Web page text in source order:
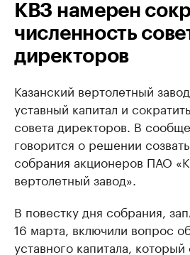
КВЗ намерен
численность
директоров
Казанский вертолетный
уставный капитал и
совета директоров. В
говорится о решении
собрания акционеров ПАО
вертолетный завод».
В повестку дня собрания,
16 марта, включили вопрос
уставного капитала,